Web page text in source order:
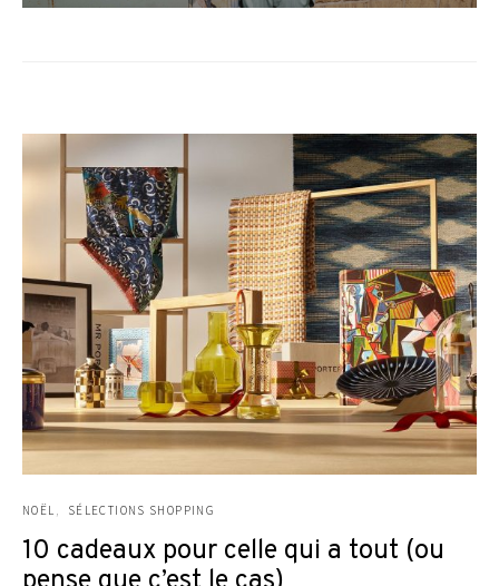
NOËL SÉLECTIONS SHOPPING
10 cadeaux pour celle qui a tout (ou